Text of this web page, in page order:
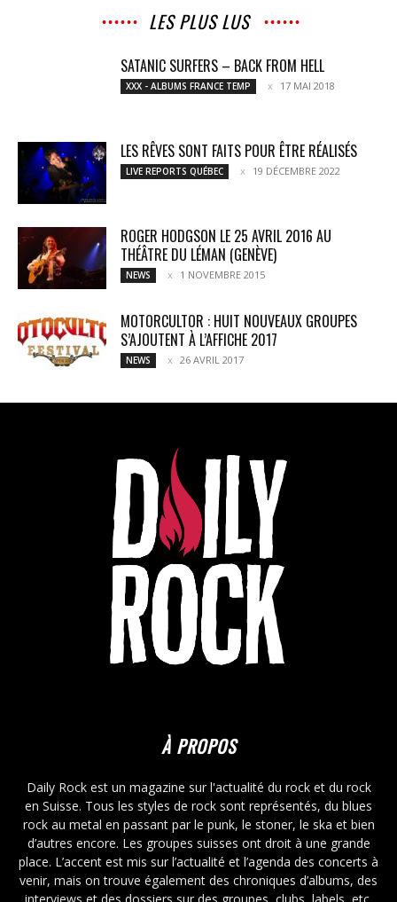
LES PLUS LUS
SATANIC SURFERS – BACK FROM HELL
XXX - ALBUMS FRANCE TEMP 17 MAI 2018
LES RÊVES SONT FAITS POUR ÊTRE RÉALISÉS
LIVE REPORTS QUÉBEC 19 DÉCEMBRE 2022
ROGER HODGSON LE 25 AVRIL 2016 AU
THÉÂTRE DU LÉMAN (GENÈVE)
NEWS 1 NOVEMBRE 2015
MOTORCULTOR : HUIT NOUVEAUX GROUPES
S’AJOUTENT À L’AFFICHE 2017
NEWS 26 AVRIL 2017
À PROPOS
Daily Rock est un magazine sur l'actualité du rock et du rock
en Suisse. Tous les styles de rock sont représentés, du blues
rock au metal en passant par le punk, le stoner, le ska et bien
d’autres encore. Les groupes suisses ont droit à une grande
place. L’accent est mis sur l’actualité et l’agenda des concerts à
venir, mais on trouve également des chroniques d’albums, des